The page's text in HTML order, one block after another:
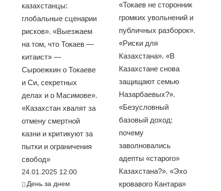
казахстанцы:
глобальные сценарии
рисков». «Выезжаем
на том, что Токаев —
китаист» —
Сыроежкин о Токаеве
и Си, секретных
делах и о Масимове».
«Казахстан хвалят за
отмену смертной
казни и критикуют за
пытки и ограничения
свобод»
24.01.2025 12:00
День за днем
«Токаев не сторонник
громких увольнений и
публичных разборок».
«Риски для
Казахстана». «В
Казахстане снова
защищают семью
Назарбаевых?».
«Безусловный
базовый доход:
почему
заволновались
адепты «старого»
Казахстана?». «Эхо
кровавого Кантара»